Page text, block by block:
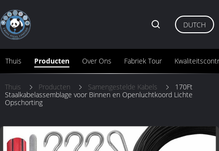
Thuis Producten Over Ons Fabriek Tour
DUTCH
Thuis Producten Samengestelde Kabels
170Ft
Staalkabelassemblage voor Binnen en Openluchtkoord Lichte
Opschorting